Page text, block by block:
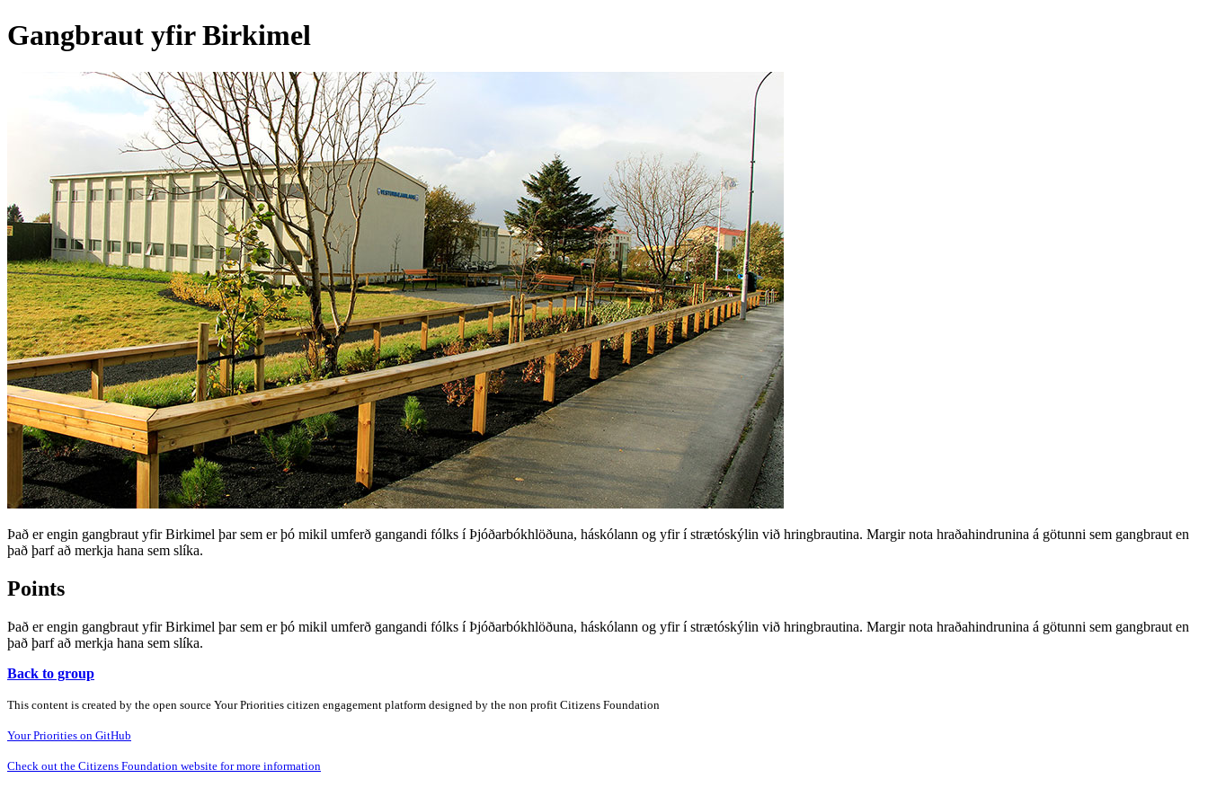
Gangbraut yfir Birkimel
Það er engin gangbraut yfir Birkimel þar sem er þó mikil umferð gangandi fólks í Þjóðarbókhlöðuna, háskólann og yfir í strætóskýlin við hringbrautina. Margir nota hraðahindrunina á götunni sem gangbraut en
það þarf að merkja hana sem slíka.
Points
Það er engin gangbraut yfir Birkimel þar sem er þó mikil umferð gangandi fólks í Þjóðarbókhlöðuna, háskólann og yfir í strætóskýlin við hringbrautina. Margir nota hraðahindrunina á götunni sem gangbraut en
það þarf að merkja hana sem slíka.
Back to group
This content is created by the open source Your Priorities citizen engagement platform designed by the non profit Citizens Foundation
Your Priorities on GitHub
Check out the Citizens Foundation website for more information